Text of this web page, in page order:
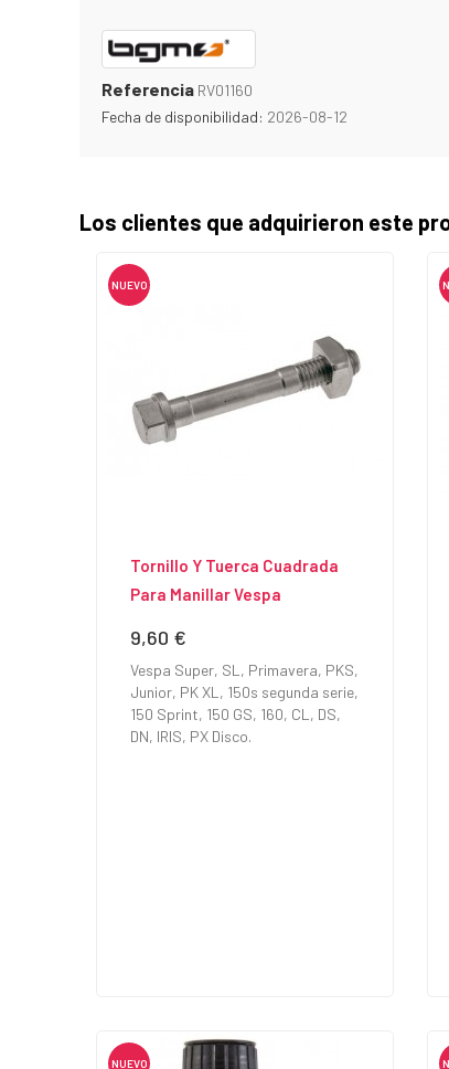
Referencia RV01160
Fecha de disponibilidad: 2026-08-12
Los clientes que adquirieron este
NUEVO
Tornillo Y Tuerca Cuadrada
Para Manillar Vespa
Precio
9,60 €
Vespa Super, SL, Primavera, PKS,
Junior, PK XL, 150s segunda serie,
150 Sprint, 150 GS, 160, CL, DS,
DN, IRIS, PX Disco.
NUEVO